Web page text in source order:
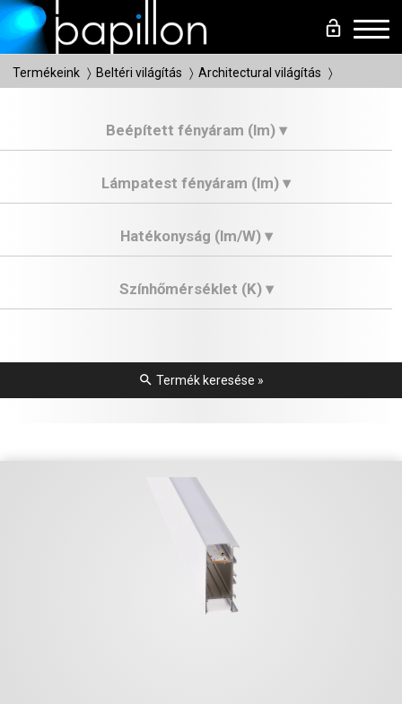
lock_open Menü
Termékeink Beltéri világítás Architectural világítás
Beépített fényáram (lm) ▾
Lámpatest fényáram (lm) ▾
Hatékonyság (lm/W) ▾
Színhőmérséklet (K) ▾
search Termék keresése »